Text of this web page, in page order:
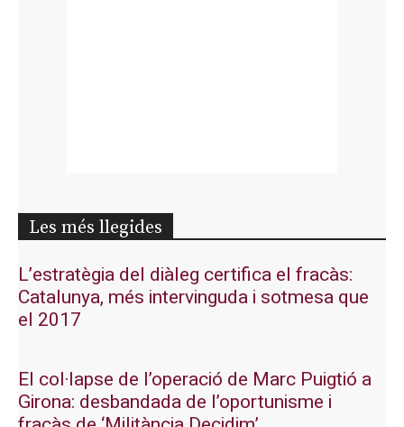
Les més llegides
L’estratègia del diàleg certifica el fracàs:
Catalunya, més intervinguda i sotmesa que
el 2017
El col·lapse de l’operació de Marc Puigtió a
Girona: desbandada de l’oportunisme i